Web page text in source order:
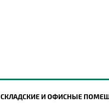
СКЛАДСКИЕ И ОФИСНЫЕ